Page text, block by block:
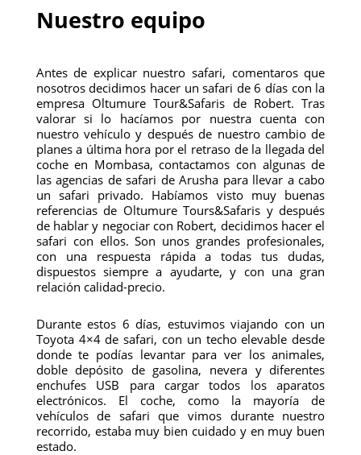
Nuestro equipo
Antes de explicar nuestro safari, comentaros que
nosotros decidimos hacer un safari de 6 días con la
empresa Oltumure Tour&Safaris de Robert. Tras
valorar si lo hacíamos por nuestra cuenta con
nuestro vehículo y después de nuestro cambio de
planes a última hora por el retraso de la llegada del
coche en Mombasa, contactamos con algunas de
las agencias de safari de Arusha para llevar a cabo
un safari privado. Habíamos visto muy buenas
referencias de Oltumure Tours&Safaris y después
de hablar y negociar con Robert, decidimos hacer el
safari con ellos. Son unos grandes profesionales,
con una respuesta rápida a todas tus dudas,
dispuestos siempre a ayudarte, y con una gran
relación calidad-precio.
Durante estos 6 días, estuvimos viajando con un
Toyota 4×4 de safari, con un techo elevable desde
donde te podías levantar para ver los animales,
doble depósito de gasolina, nevera y diferentes
enchufes USB para cargar todos los aparatos
electrónicos. El coche, como la mayoría de
vehículos de safari que vimos durante nuestro
recorrido, estaba muy bien cuidado y en muy buen
estado.